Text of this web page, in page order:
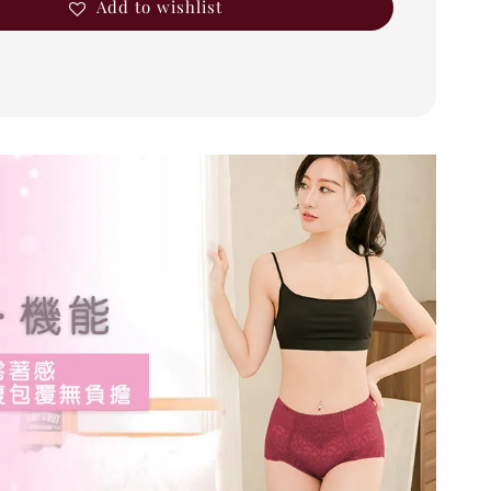
Add to wishlist